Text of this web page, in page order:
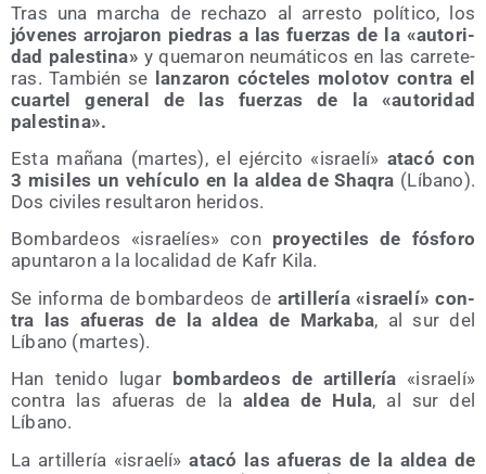
Tras una mar­cha de recha­zo al arres­to polí­ti­co, los
jóve­nes arro­ja­ron pie­dras a las fuer­zas de la «auto­ri­
dad pales­ti­na» y que­ma­ron neu­má­ti­cos en las carre­te­
ras. Tam­bién se lan­za­ron cóc­te­les molo­tov con­tra el
cuar­tel gene­ral de las fuer­zas de la «auto­ri­dad
palestina».
Esta maña­na (mar­tes), el ejér­ci­to «israe­lí» ata­có con
3 misi­les un vehícu­lo en la aldea de Shaq­ra (Líbano).
Dos civi­les resul­ta­ron heridos.
Bom­bar­deos «israe­líes» con pro­yec­ti­les de fós­fo­ro
apun­ta­ron a la loca­li­dad de Kafr Kila.
Se infor­ma de bom­bar­deos de arti­lle­ría «israe­lí» con­
tra las afue­ras de la aldea de Mar­ka­ba, al sur del
Líbano (mar­tes).
Han teni­do lugar
bom­bar­deos de arti­lle­ría «israe­lí»
con­tra las afue­ras de la aldea de Hula, al sur del
Líbano.
La arti­lle­ría «israe­lí»ata­có las afue­ras de la aldea de